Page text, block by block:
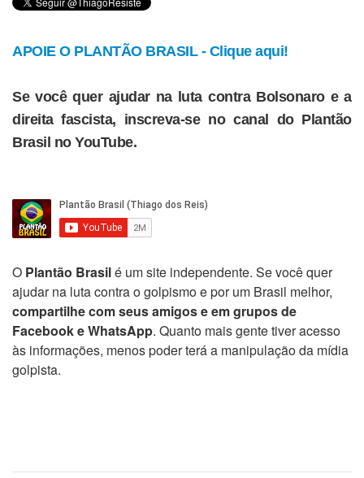
APOIE O PLANTÃO BRASIL - Clique aqui!
Se você quer ajudar na luta contra Bolsonaro e a
direita fascista, inscreva-se no canal do Plantão
Brasil no YouTube.
O Plantão Brasilé um site independente. Se você quer
ajudar na luta contra o golpismo e por um Brasil melhor,
compartilhe com seus amigos e em grupos de
Facebook e WhatsApp. Quanto mais gente tiver acesso
às informações, menos poder terá a manipulação da mídia
golpista.